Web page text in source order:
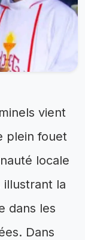
vient
plein fouet
locale
illustrant la
dans les
Dans